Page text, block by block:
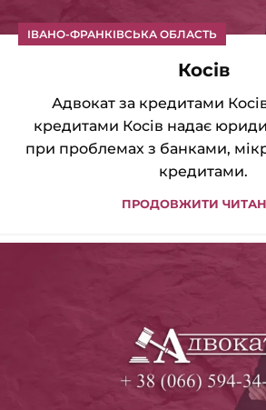
ІВАНО-ФРАНКІВСЬКА ОБЛАСТЬ
Косів
Адвокат за кредитами
кредитами Косів надає
при проблемах з банками,
кредитами.
ПРОДОВЖИТИ